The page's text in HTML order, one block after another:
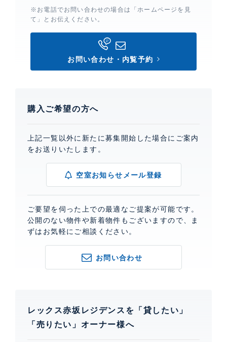
※お電話でお問い合わせの場合は「ホームページを見
て」とお伝えください。
お問い合わせ・内覧予約
購入ご希望の方へ
上記一覧以外に新たに募集開始した場合にご案内
をお送りいたします。
空室お知らせメール登録
ご要望を伺った上での最適なご提案が可能です。
公開のない物件や新着物件もございますので、ま
ずはお気軽にご相談ください。
お問い合わせ
レックス赤坂レジデンスを「貸したい」
「売りたい」オーナー様へ